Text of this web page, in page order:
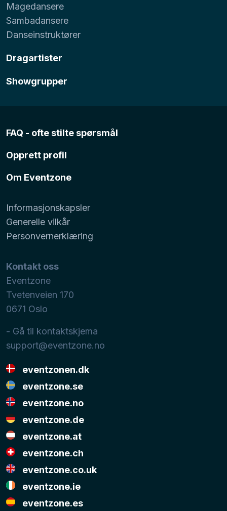
Magedansere
Sambadansere
Danseinstruktører
Dragartister
Showgrupper
FAQ - ofte stilte spørsmål
Opprett profil
Om Eventzone
Informasjonskapsler
Generelle vilkår
Personvernerklæring
Kontakt oss
Eventzone
Tvetenveien 170
0671 Oslo
- Gå til kontaktskjema
support@eventzone.no
eventzonen.dk
eventzone.se
eventzone.no
eventzone.de
eventzone.at
eventzone.ch
eventzone.co.uk
eventzone.ie
eventzone.es